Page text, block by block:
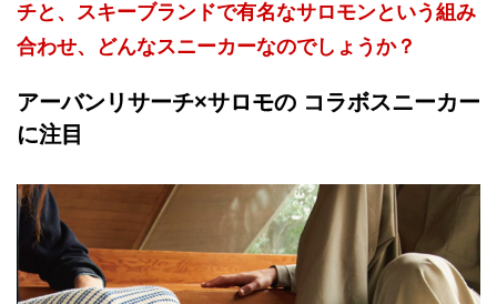
チと、スキーブランドで有名なサロモンという組み
合わせ、どんなスニーカーなのでしょうか？
アーバンリサーチ×サロモの コラボスニーカー
に注目